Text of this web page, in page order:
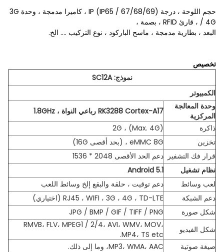
حجم اللوحة ، درجة IP (IP65 / 67/68/69) ، كاميرا مدمجة ، وحدة 3G
/ 4G ، قارئ RFID ، بصمة ،
البعد ، بطارية مدمجة ، ماسح الباركود ، نوع التركيب .... الخ.
تخصيص
نموذج: SC12A
الكمبيوتر
وحدة المعالجة
المركزية
RK3288 Cortex-A17 رباعي النواة ، 1.8GHz
ذاكرة
2G ، (Max. 4G)
تخزين
eMMC 8G ، (بحد أقصى 16G)
قرار فك التشفير دعم الحد الأقصى 2048 * 1536
نظام تشغيل
Android 5.1
لعب وسائط
دعم توقيت ، حلقة والبقع إلخ وسائط اللعب
دعم الشبكة
RJ45 ، WIFI ، 3G ، 4G ، TD-LTE (اختياري)
شكل صورة
JPG / BMP / GIF / TIFF / PNG
شكل الفيديو
RMVB، FLV، MPEG1 / 2/4، AVI، WMV، MOV،
MP4، TS etc.
صيغة صوتية
MP3، WMA، AAC، وما إلى ذلك.